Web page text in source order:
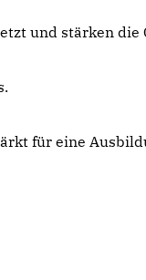
und stärken
für eine